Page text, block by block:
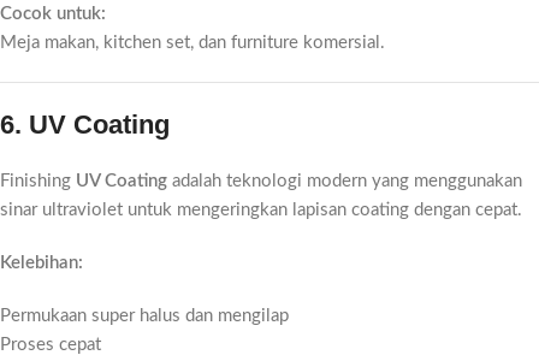
Cocok untuk:
Meja makan, kitchen set, dan furniture komersial.
6. UV Coating
Finishing UV Coating adalah teknologi modern yang menggunakan
sinar ultraviolet untuk mengeringkan lapisan coating dengan cepat.
Kelebihan:
Permukaan super halus dan mengilap
Proses cepat